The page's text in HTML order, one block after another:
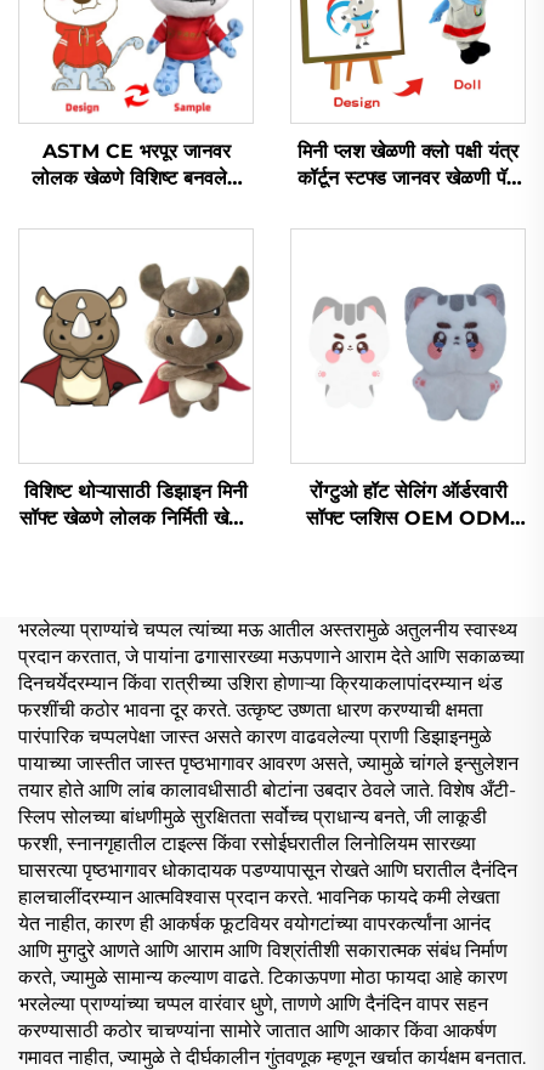
ASTM CE भरपूर जानवर
लोलक खेळणे विशिष्ट बनवलेले
मिनी प्लश खेळणी क्लो पक्षी यंत्र
कॉर्टून स्टफ्ड जानवर खेळणी पॅज
विशिष्ट थोऱ्यासाठी डिझाइन मिनी
सॉफ्ट खेळणे लोलक निर्मिती खेळणे
रोंग्टुओ हॉट सेलिंग ऑर्डरवारी
सॉफ्ट प्लशिस OEM ODM
भरलेल्या प्राण्यांचे चप्पल त्यांच्या मऊ आतील अस्तरामुळे अतुलनीय स्वास्थ्य
प्रदान करतात, जे पायांना ढगासारख्या मऊपणाने आराम देते आणि सकाळच्या
दिनचर्येदरम्यान किंवा रात्रीच्या उशिरा होणाऱ्या क्रियाकलापांदरम्यान थंड
फरशींची कठोर भावना दूर करते. उत्कृष्ट उष्णता धारण करण्याची क्षमता
पारंपारिक चप्पलपेक्षा जास्त असते कारण वाढवलेल्या प्राणी डिझाइनमुळे
पायाच्या जास्तीत जास्त पृष्ठभागावर आवरण असते, ज्यामुळे चांगले इन्सुलेशन
तयार होते आणि लांब कालावधीसाठी बोटांना उबदार ठेवले जाते. विशेष अँटी-
स्लिप सोलच्या बांधणीमुळे सुरक्षितता सर्वोच्च प्राधान्य बनते, जी लाकूडी
फरशी, स्नानगृहातील टाइल्स किंवा रसोईघरातील लिनोलियम सारख्या
घासरत्या पृष्ठभागावर धोकादायक पडण्यापासून रोखते आणि घरातील दैनंदिन
हालचालींदरम्यान आत्मविश्वास प्रदान करते. भावनिक फायदे कमी लेखता
येत नाहीत, कारण ही आकर्षक फूटवियर वयोगटांच्या वापरकर्त्यांना आनंद
आणि मुगदुरे आणते आणि आराम आणि विश्रांतीशी सकारात्मक संबंध निर्माण
करते, ज्यामुळे सामान्य कल्याण वाढते. टिकाऊपणा मोठा फायदा आहे कारण
भरलेल्या प्राण्यांच्या चप्पल वारंवार धुणे, ताणणे आणि दैनंदिन वापर सहन
करण्यासाठी कठोर चाचण्यांना सामोरे जातात आणि आकार किंवा आकर्षण
गमावत नाहीत, ज्यामुळे ते दीर्घकालीन गुंतवणूक म्हणून खर्चात कार्यक्षम बनतात.